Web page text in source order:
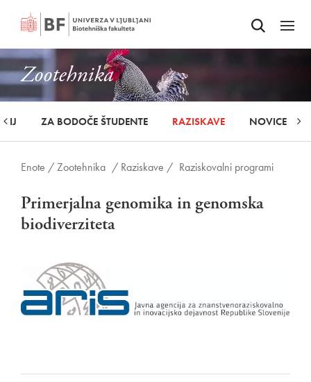
Odpri iskalnik
Odpri
Zootehnika
ZA BODOČE ŠTUDENTE RAZISKAVE NOVICE
Enote /Zootehnika / Raziskave / Raziskovalni programi
Primerjalna genomika in genomska
biodiverziteta